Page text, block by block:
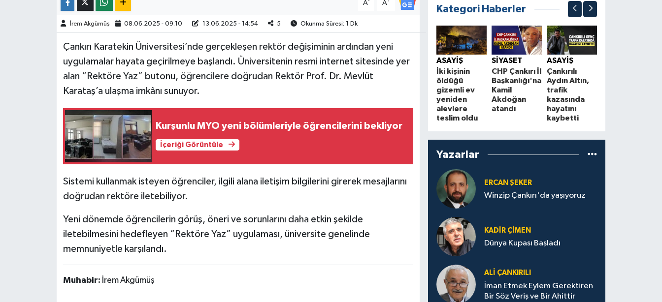
A A
İrem Akgümüş 08.06.2025 - 09:10 13.06.2025 - 14:54 5 Okunma Süresi: 1 Dk
Çankırı Karatekin Üniversitesi’nde gerçekleşen rektör değişiminin ardından yeni
uygulamalar hayata geçirilmeye başlandı. Üniversitenin resmi internet sitesinde yer
alan “Rektöre Yaz” butonu, öğrencilere doğrudan Rektör Prof. Dr. Mevlüt
Karataş’a ulaşma imkânı sunuyor.
Kurşunlu MYO yeni bölümleriyle öğrencilerini bekliyor
İçeriği Görüntüle
Sistemi kullanmak isteyen öğrenciler, ilgili alana iletişim bilgilerini girerek mesajlarını
doğrudan rektöre iletebiliyor.
Yeni dönemde öğrencilerin görüş, öneri ve sorunlarını daha etkin şekilde
iletebilmesini hedefleyen “Rektöre Yaz” uygulaması, üniversite genelinde
memnuniyetle karşılandı.
Muhabir: İrem Akgümüş
Kategori Haberler
ASAYİŞ
İki kişinin
öldüğü
gizemli ev
yeniden
alevlere
teslim oldu
SİYASET
CHP Çankırı İl
Başkanlığı'na
Kamil
Akdoğan
atandı
ASAYİŞ
Çankırılı
Aydın Altın,
trafik
kazasında
hayatını
kaybetti
Yazarlar
ERCAN ŞEKER
Winzip Çankırı'da yaşıyoruz
KADIR ÇIMEN
Dünya Kupası Başladı
ALI ÇANKIRILI
İman Etmek Eylem Gerektiren
Bir Söz Veriş ve Bir Ahittir
TÜRKİYE